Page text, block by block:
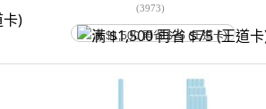
(3973)
满 $1,500 再省 $75 (王道卡)